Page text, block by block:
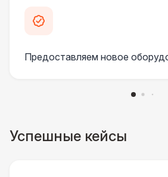
Предоставляем новое
Успешные кейсы